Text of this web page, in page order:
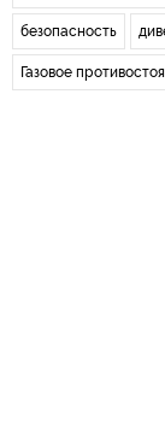
безопасность
Газовое